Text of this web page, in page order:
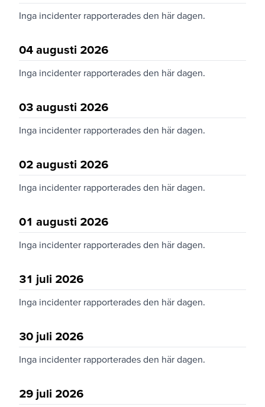
Inga incidenter rapporterades den här dagen.
04 augusti 2026
Inga incidenter rapporterades den här dagen.
03 augusti 2026
Inga incidenter rapporterades den här dagen.
02 augusti 2026
Inga incidenter rapporterades den här dagen.
01 augusti 2026
Inga incidenter rapporterades den här dagen.
31 juli 2026
Inga incidenter rapporterades den här dagen.
30 juli 2026
Inga incidenter rapporterades den här dagen.
29 juli 2026